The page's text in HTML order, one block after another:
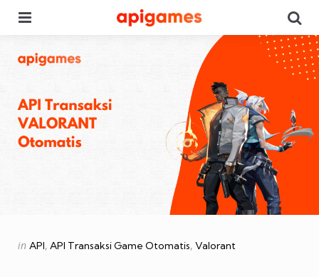
Categories
Posted
in API API Transaksi Game Otomatis Valorant